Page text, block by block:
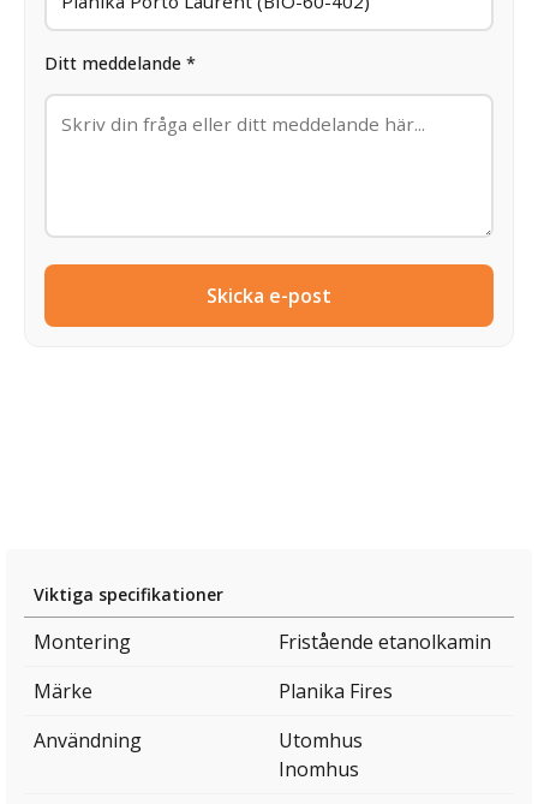
Ditt meddelande *
Skicka e-post
Viktiga specifikationer
Montering
Fristående etanolkamin
Märke
Planika Fires
Användning
Utomhus
Inomhus